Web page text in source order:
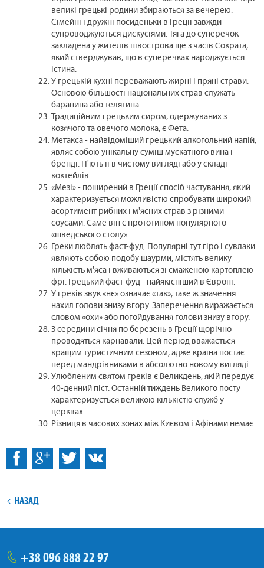
великі грецькі родини збираються за вечерею.
Сімейні і дружні посиденьки в Греції завжди
супроводжуються дискусіями. Тяга до суперечок
закладена у жителів півострова ще з часів Сократа,
який стверджував, що в суперечках народжується
істина.
У грецькій кухні переважають жирні і пряні страви.
Основою більшості національних страв служать
баранина або телятина.
Традиційним грецьким сиром, одержуваних з
козячого та овечого молока, є Фета.
Метакса - найвідоміший грецький алкогольний напій,
являє собою унікальну суміш мускатного вина і
бренді. П'ють її в чистому вигляді або у складі
коктейлів.
«Мезі» - поширений в Греції спосіб частування, який
характеризується можливістю спробувати широкий
асортимент рибних і м'ясних страв з різними
соусами. Саме він є прототипом популярного
«шведського столу».
Греки люблять фаст-фуд. Популярні тут гіро і сувлаки
являють собою подобу шаурми, містять велику
кількість м'яса і вживаються зі смаженою картоплею
фрі. Грецький фаст-фуд - найякісніший в Європі.
У греків звук «нє» означає «так», таке ж значення
нахил голови знизу вгору. Заперечення виражається
словом «охи» або погойдування голови знизу вгору.
З середини січня по березень в Греції щорічно
проводяться карнавали. Цей період вважається
кращим туристичним сезоном, адже країна постає
перед мандрівниками в абсолютно новому вигляді.
Улюбленим святом греків є Великдень, якій передує
40-денний піст. Останній тиждень Великого посту
характеризується великою кількістю служб у
церквах.
Різниця в часових зонах між Києвом і Афінами немає.
Facebook ВКонтакті
НАЗАД
тел.
+38096888 22 97